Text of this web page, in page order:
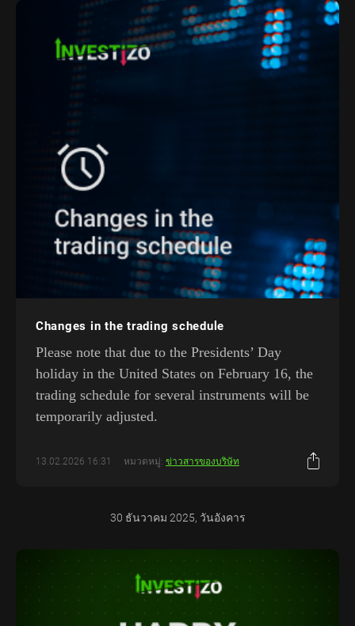
Changes in the trading schedule
Please note that due to the Presidents’ Day
holiday in the United States on February 16, the
trading schedule for several instruments will be
temporarily adjusted.
13.02.2026 16:31 หมวดหมู่: ข่าวสารของบริษัท
30 ธันวาคม 2025, วันอังคาร